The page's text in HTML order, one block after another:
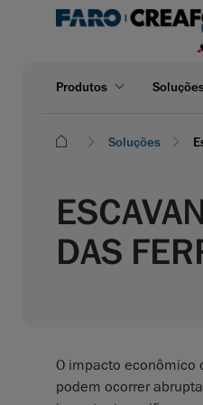
Produtos
Soluções
DAS
O impacto econômico
podem ocorrer